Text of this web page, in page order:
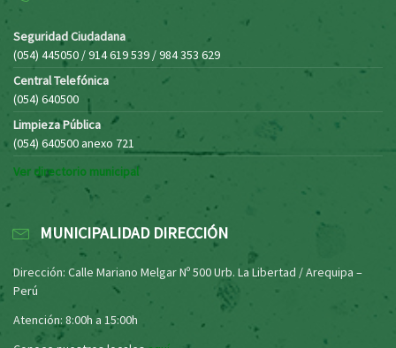
Seguridad Ciudadana
(054) 445050 / 914 619 539 / 984 353 629
Central Telefónica
(054) 640500
Limpieza Pública
(054) 640500 anexo 721
Ver directorio municipal
MUNICIPALIDAD DIRECCIÓN
Dirección: Calle Mariano Melgar Nº 500 Urb. La Libertad / Arequipa –
Perú
Atención: 8:00h a 15:00h